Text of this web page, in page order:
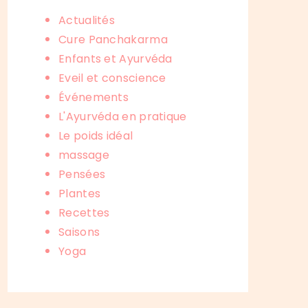
Actualités
Cure Panchakarma
Enfants et Ayurvéda
Eveil et conscience
Événements
L'Ayurvéda en pratique
Le poids idéal
massage
Pensées
Plantes
Recettes
Saisons
Yoga